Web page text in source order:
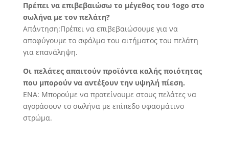
Πρέπει να επιβεβαιώσω το μέγεθος του 1ogo στο
σωλήνα με τον πελάτη?
Απάντηση:Πρέπει να επιβεβαιώσουμε για να
αποφύγουμε το σφάλμα του αιτήματος του πελάτη
για επανάληψη.
Οι πελάτες απαιτούν προϊόντα καλής ποιότητας
που μπορούν να αντέξουν την υψηλή πίεση.
ΕΝΑ: Μπορούμε να προτείνουμε στους πελάτες να
αγοράσουν το σωλήνα με επίπεδο υφασμάτινο
στρώμα.